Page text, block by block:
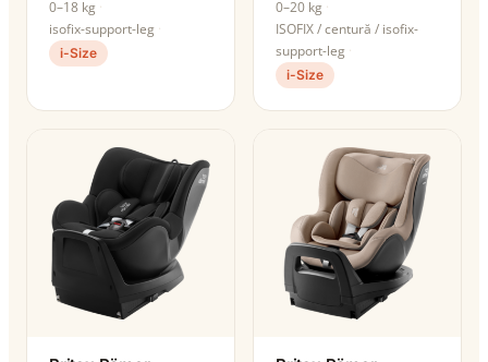
0–18 kg
isofix-support-leg
i-Size
0–20 kg
ISOFIX / centură / isofix-
support-leg
i-Size